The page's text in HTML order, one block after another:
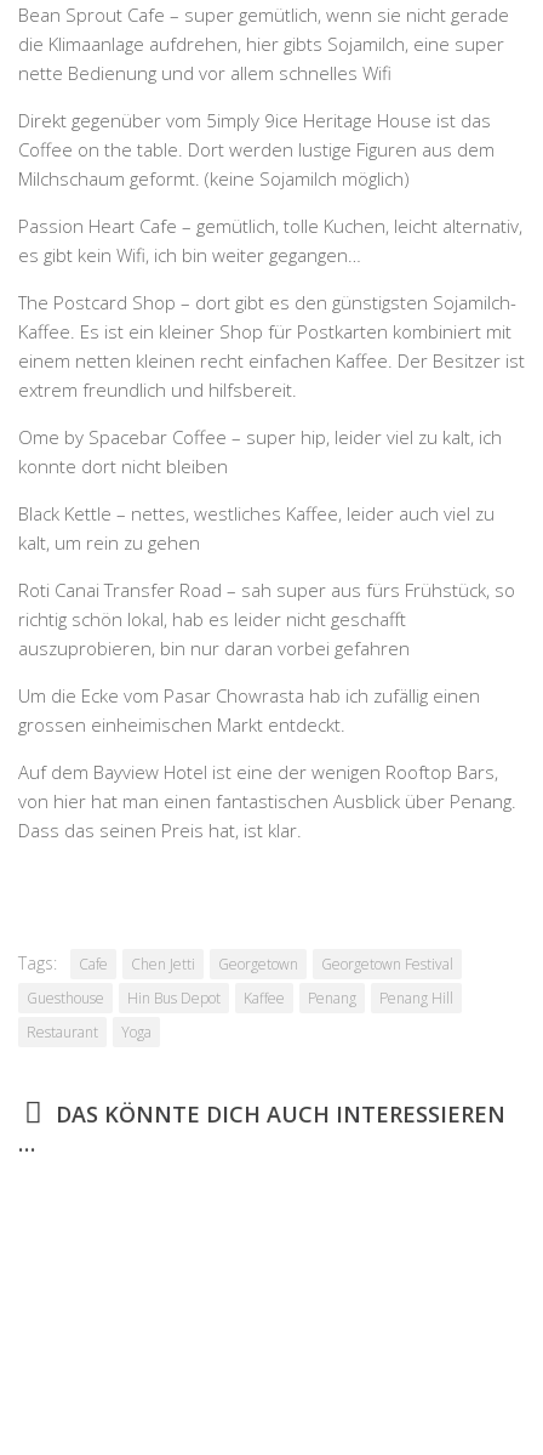
Bean Sprout Cafe – super gemütlich, wenn sie nicht gerade
die Klimaanlage aufdrehen, hier gibts Sojamilch, eine super
nette Bedienung und vor allem schnelles Wifi
Direkt gegenüber vom 5imply 9ice Heritage House ist das
Coffee on the table. Dort werden lustige Figuren aus dem
Milchschaum geformt. (keine Sojamilch möglich)
Passion Heart Cafe – gemütlich, tolle Kuchen, leicht alternativ,
es gibt kein Wifi, ich bin weiter gegangen…
The Postcard Shop – dort gibt es den günstigsten Sojamilch-
Kaffee. Es ist ein kleiner Shop für Postkarten kombiniert mit
einem netten kleinen recht einfachen Kaffee. Der Besitzer ist
extrem freundlich und hilfsbereit.
Ome by Spacebar Coffee – super hip, leider viel zu kalt, ich
konnte dort nicht bleiben
Black Kettle – nettes, westliches Kaffee, leider auch viel zu
kalt, um rein zu gehen
Roti Canai Transfer Road – sah super aus fürs Frühstück, so
richtig schön lokal, hab es leider nicht geschafft
auszuprobieren, bin nur daran vorbei gefahren
Um die Ecke vom Pasar Chowrasta hab ich zufällig einen
grossen einheimischen Markt entdeckt.
Auf dem Bayview Hotel ist eine der wenigen Rooftop Bars,
von hier hat man einen fantastischen Ausblick über Penang.
Dass das seinen Preis hat, ist klar.
Tags: Cafe Chen Jetti Georgetown
Georgetown Festival
Guesthouse
Hin Bus Depot Kaffee Penang
Penang Hill
Restaurant
Yoga
DAS KÖNNTE DICH AUCH INTERESSIEREN
…